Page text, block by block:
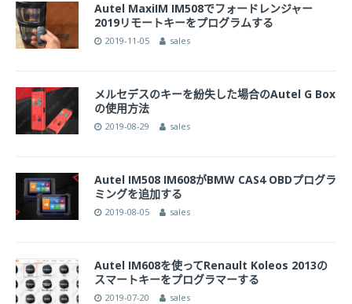
Autel MaxiIM IM508でフォードレンジャー
2019リモートキーをプログラムする
2019-11-05 sales
メルセデスのキーを紛失した場合のAutel G Box
の使用方法
2019-08-29 sales
Autel IM508 IM608がBMW CAS4 OBDプログラ
ミングを追加する
2019-08-05 sales
Autel IM608を使ってRenault Koleos 2013の
スマートキーをプログラマーする
2019-07-20 sales